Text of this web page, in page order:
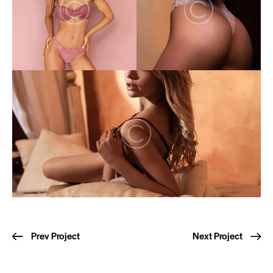
Prev Project Next Project